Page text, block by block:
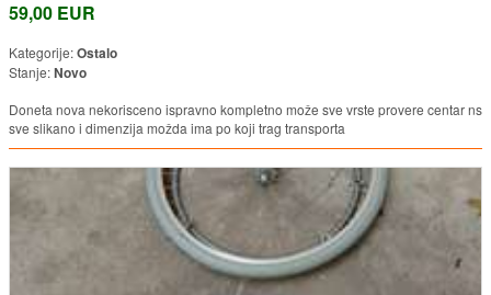
59,00 EUR
Kategorije:Ostalo
Stanje:Novo
Doneta nova nekorisceno ispravno kompletno može sve vrste provere centar ns
sve slikano i dimenzija možda ima po koji trag transporta